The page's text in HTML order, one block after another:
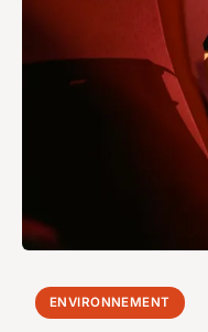
ENVIRONNEMENT